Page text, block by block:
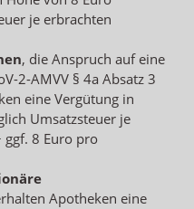
je erbrachten
, die Anspruch auf eine
2-AMVV § 4a Absatz 3
eine Vergütung in
Umsatzsteuer je
ggf. 8 Euro pro
Apotheken eine